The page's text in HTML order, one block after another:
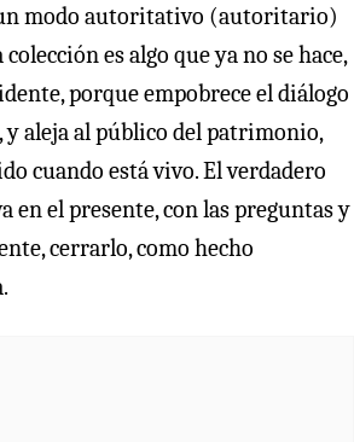
modo autoritativo (autoritario)
es algo que ya no se hace,
porque empobrece el diálogo
aleja al público del patrimonio,
cuando está vivo. El verdadero
en el presente, con las preguntas y
cerrarlo, como hecho